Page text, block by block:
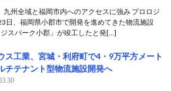
九州全域と福岡市内へのアクセスに強み プロロジ
日、福岡県小郡市で開発を進めてきた物流施設
ジスパーク小郡」が竣工したと発[…]
ス工業、宮城・利府町で4・9万平方メート
チテナント型物流施設開発へ